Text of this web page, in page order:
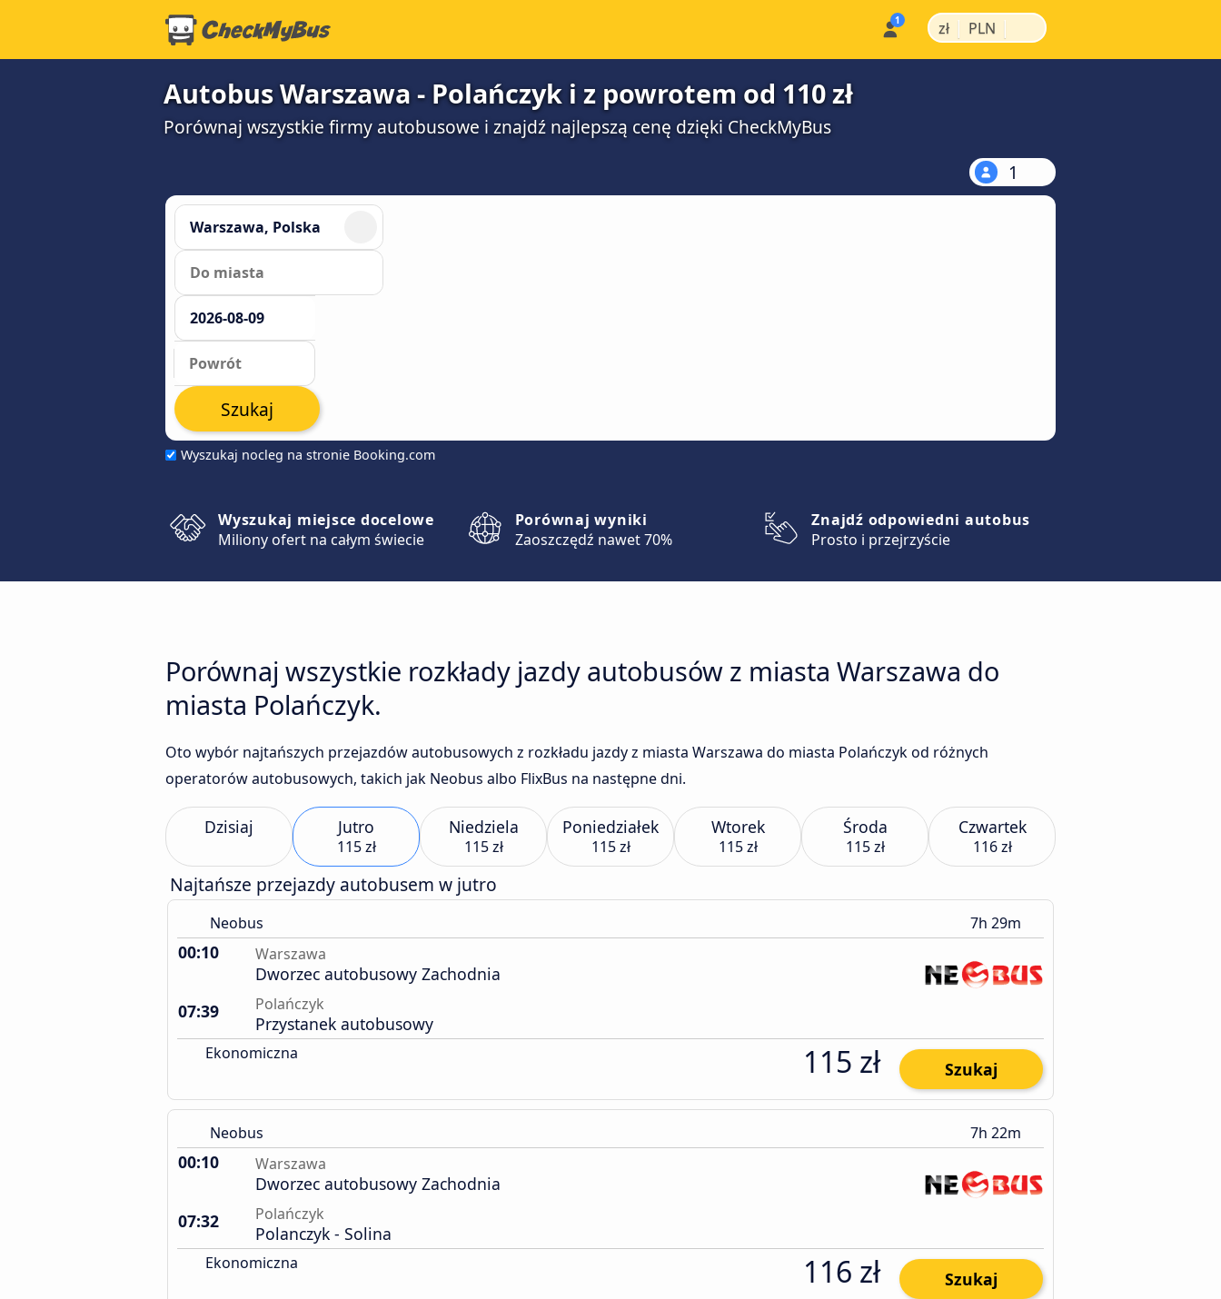
zł | PLN |
Autobus Warszawa - Polańczyk i z powrotem od 110 zł
Porównaj wszystkie firmy autobusowe i znajdź najlepszą cenę dzięki CheckMyBus
1
Wyszukaj nocleg na stronie Booking.com
Szukaj
Wyszukaj miejsce docelowe
Miliony ofert na całym świecie
Porównaj wyniki
Zaoszczędź nawet 70%
Znajdź odpowiedni autobus
Prosto i przejrzyście
Porównaj wszystkie rozkłady jazdy autobusów z miasta Warszawa do
miasta Polańczyk.
Oto wybór najtańszych przejazdów autobusowych z rozkładu jazdy z miasta Warszawa do miasta Polańczyk od różnych
operatorów autobusowych, takich jak Neobus albo FlixBus na następne dni.
Dzisiaj Jutro
115 zł
Niedziela
115 zł
Poniedziałek
115 zł
Wtorek
115 zł
Środa
115 zł
Czwartek
116 zł
Najtańsze przejazdy autobusem w jutro
Neobus 7h 29m
00:10 Warszawa
Dworzec autobusowy Zachodnia
07:39
Polańczyk
Przystanek autobusowy
Ekonomiczna 115 zł Szukaj
Neobus 7h 22m
00:10 Warszawa
Dworzec autobusowy Zachodnia
07:32
Polańczyk
Polanczyk - Solina
Ekonomiczna 116 zł Szukaj